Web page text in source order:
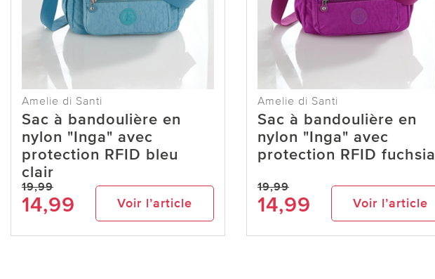
Amelie di Santi
Sac à bandoulière en
nylon "Inga" avec
protection RFID bleu
clair
19,99
14,99 Voir l’article
Amelie di Santi
Sac à bandoulière en
nylon "Inga" avec
protection RFID fuchsia
19,99
14,99 Voir l’article